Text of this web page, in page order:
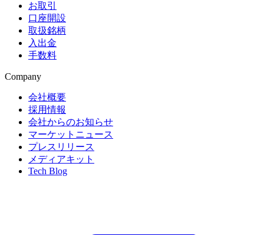
お取引
口座開設
取扱銘柄
入出金
手数料
Company
会社概要
採用情報
会社からのお知らせ
マーケットニュース
プレスリリース
メディアキット
Tech Blog